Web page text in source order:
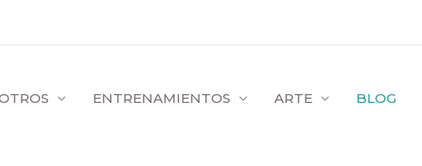
ENTRENAMIENTOS ARTE BLOG